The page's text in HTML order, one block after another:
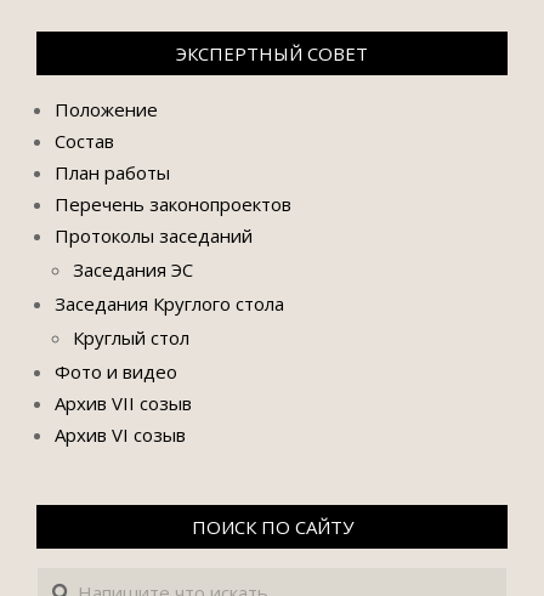
ЭКСПЕРТНЫЙ СОВЕТ
Положение
Состав
План работы
Перечень законопроектов
Протоколы заседаний
Заседания ЭС
Заседания Круглого стола
Круглый стол
Фото и видео
Архив VII созыв
Архив VI созыв
ПОИСК ПО САЙТУ
Поиск